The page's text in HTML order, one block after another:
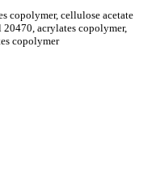
copolymer, cellulose acetate
acrylates copolymer,
copolymer